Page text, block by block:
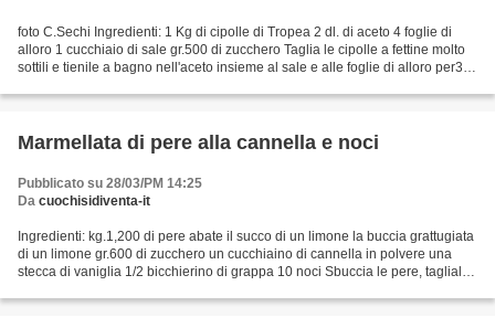
foto C.Sechi Ingredienti: 1 Kg di cipolle di Tropea 2 dl. di aceto 4 foglie di
alloro 1 cucchiaio di sale gr.500 di zucchero Taglia le cipolle a fettine molto
sottili e tienile a bagno nell'aceto insieme al sale e alle foglie di alloro per3-4
Marmellata di pere alla cannella e noci
Pubblicato su 28/03/PM 14:25
Da cuochisidiventa-it
Ingredienti: kg.1,200 di pere abate il succo di un limone la buccia grattugiata
di un limone gr.600 di zucchero un cucchiaino di cannella in polvere una
stecca di vaniglia 1/2 bicchierino di grappa 10 noci Sbuccia le pere, tagliale